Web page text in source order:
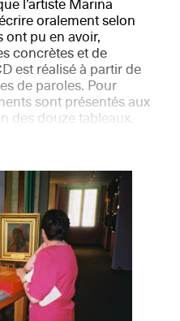
l’artiste Marina
oralement selon
ont pu en avoir,
concrètes et de
est réalisé à partir de
de paroles. Pour
sont présentés aux
des douze tableaux.